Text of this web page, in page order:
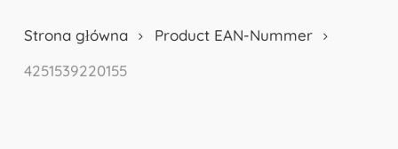
Strona główna
Product EAN-Nummer
4251539220155